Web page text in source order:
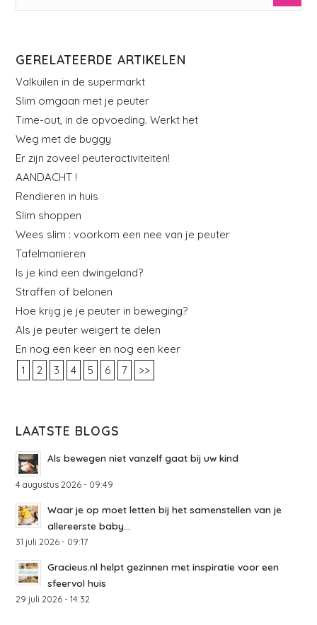
GERELATEERDE ARTIKELEN
Valkuilen in de supermarkt
Slim omgaan met je peuter
Time-out, in de opvoeding. Werkt het
Weg met de buggy
Er zijn zoveel peuteractiviteiten!
AANDACHT !
Rendieren in huis
Slim shoppen
Wees slim : voorkom een nee van je peuter
Tafelmanieren
Is je kind een dwingeland?
Straffen of belonen
Hoe krijg je je peuter in beweging?
Als je peuter weigert te delen
En nog een keer en nog een keer
1
2 3 4 5 6 7 >>
LAATSTE BLOGS
Als bewegen niet vanzelf gaat bij uw kind
4 augustus 2026 - 09:49
Waar je op moet letten bij het samenstellen van je
allereerste baby...
31 juli 2026 - 09:17
Gracieus.nl helpt gezinnen met inspiratie voor een
sfeervol huis
29 juli 2026 - 14:32